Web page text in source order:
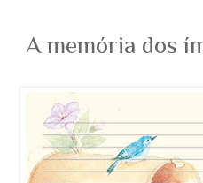
A memória dos